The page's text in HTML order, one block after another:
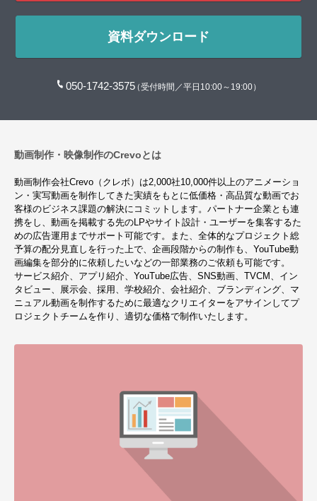
資料ダウンロード
050-1742-3575（受付時間／平日10:00～19:00）
動画制作・映像制作のCrevoとは
動画制作会社Crevo（クレボ）は2,000社10,000件以上のアニメーショ
ン・実写動画を制作してきた実績をもとに低価格・高品質な動画でお
客様のビジネス課題の解決にコミットします。パートナー企業とも連
携をし、動画を掲載する先のLPやサイト設計・ユーザーを集客するた
めの広告運用までサポート可能です。また、全体的なプロジェクト総
予算の配分見直しを行った上で、企画段階からの制作も、YouTube動
画編集を部分的に依頼したいなどの一部業務のご依頼も可能です。
サービス紹介、アプリ紹介、YouTube広告、SNS動画、TVCM、イン
タビュー、展示会、採用、学校紹介、会社紹介、ブランディング、マ
ニュアル動画を制作するために最適なクリエイターをアサインしてプ
ロジェクトチームを作り、適切な価格で制作いたします。